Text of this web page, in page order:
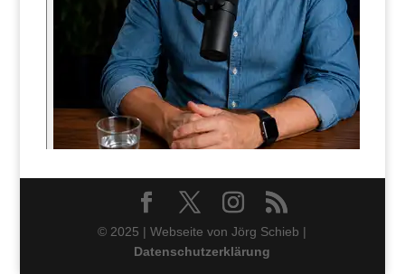
© 2025 | Webseite von Jörg Schieb |
Datenschutzerklärung